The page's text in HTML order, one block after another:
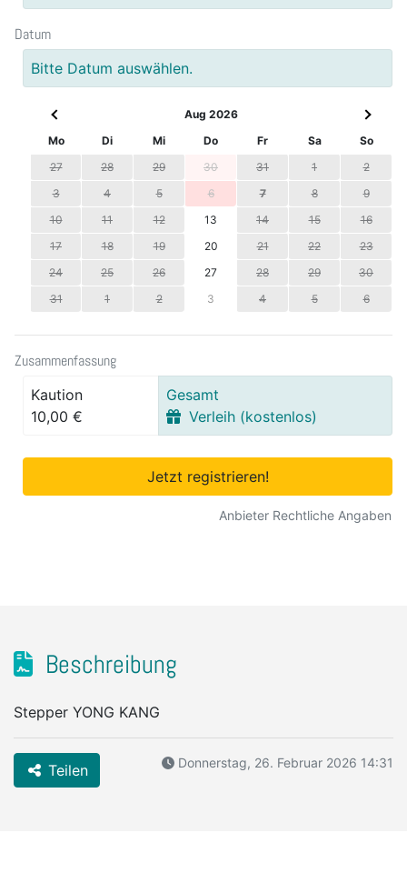
Datum
Bitte Datum auswählen.
Aug 2026
Mo
Di Mi Do Fr Sa
So
27
28 29 30 31 1
2
3
4 5 6 7 8
9
10
11 12 13 14 15
16
17
18 19 20 21 22
23
24
25 26 27 28 29
30
31
1 2 3 4 5 6
Zusammenfassung
Kaution
10,00 €
Gesamt
Verleih (kostenlos)
Jetzt registrieren!
Anbieter Rechtliche Angaben
Beschreibung
Stepper YONG KANG
Teilen Donnerstag, 26. Februar 2026 14:31